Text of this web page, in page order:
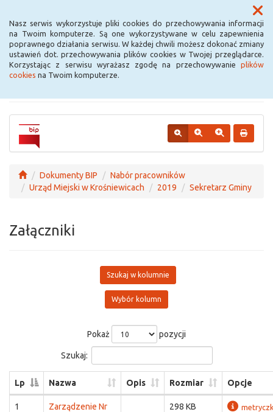
Nasz serwis wykorzystuje pliki cookies do przechowywania informacji
na Twoim komputerze. Są one wykorzystywane w celu zapewnienia
poprawnego działania serwisu. W każdej chwili możesz dokonać zmiany
ustawień dot. przechowywania plików cookies w Twojej przeglądarce.
Korzystając z serwisu wyrażasz zgodę na przechowywanie plików
cookies na Twoim komputerze.
Menu
Urząd Miejski w
Krośniewicach
Dokumenty BIP
Nabór pracowników
Urząd Miejski w Krośniewicach
2019 Sekretarz Gminy
Załączniki
Szukaj w kolumnie
Wybór kolumn
Pokaż pozycji
Szukaj:
Lp Nazwa Opis Rozmiar Opcje
1
Zarządzenie Nr
298 KB